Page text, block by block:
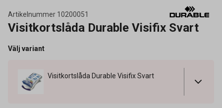
Artikelnummer 10200051
Visitkortslåda Durable Visifix Svart
Välj variant
Visitkortslåda Durable Visifix Svart